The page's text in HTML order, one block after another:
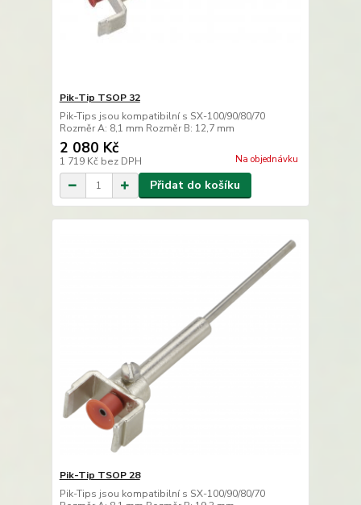
Pik-Tip TSOP 32
Pik-Tips jsou kompatibilní s SX-100/90/80/70
Rozměr A: 8,1 mm Rozměr B: 12,7 mm
2 080 Kč
1 719 Kč bez DPH Na objednávku
Přidat do košíku
Pik-Tip TSOP 28
Pik-Tips jsou kompatibilní s SX-100/90/80/70